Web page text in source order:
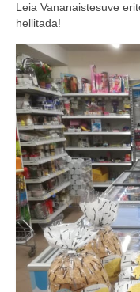
MEIE PANUS
Leia Vananaistesuve
hellitada!